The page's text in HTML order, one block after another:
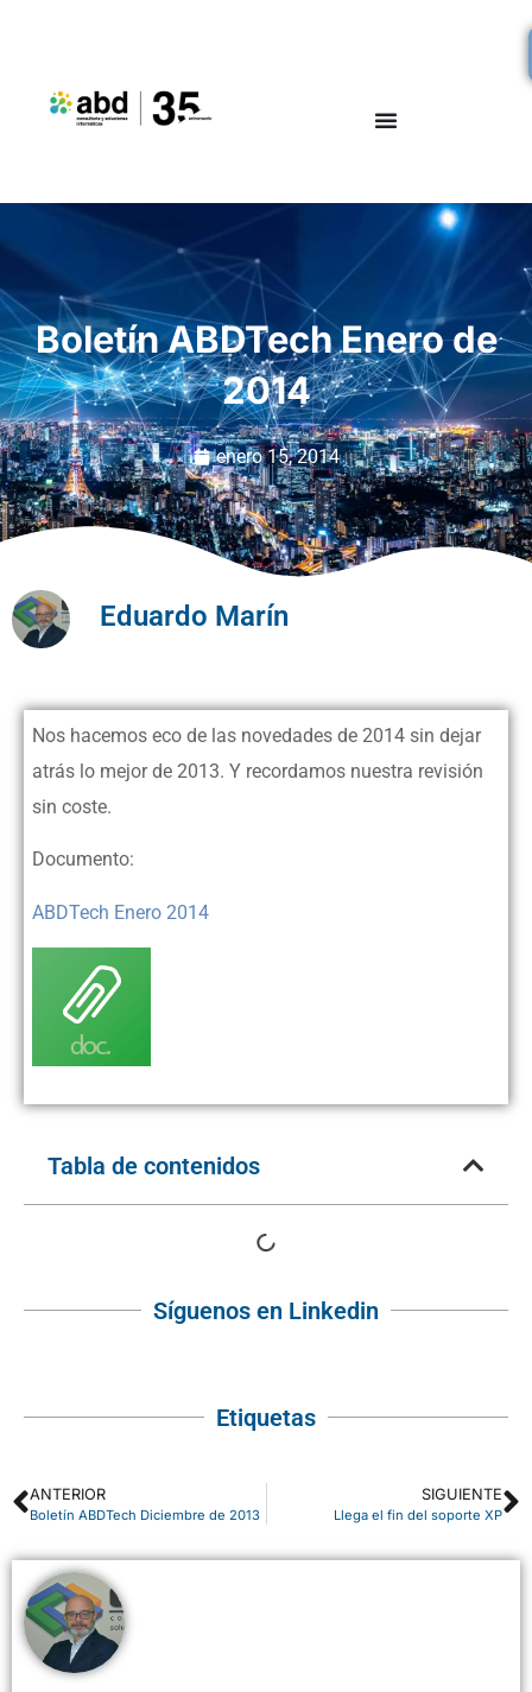
Boletín ABDTech Enero de
2014
enero 15, 2014
Eduardo Marín
Nos hacemos eco de las novedades de 2014 sin dejar
atrás lo mejor de 2013. Y recordamos nuestra revisión
sin coste.
Documento:
ABDTech Enero 2014
Tabla de contenidos
Síguenos en Linkedin
Etiquetas
ANTERIOR
Boletín ABDTech Diciembre de 2013
SIGUIENTE
Llega el fin del soporte XP